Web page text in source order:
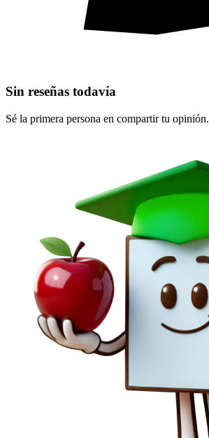
Sin reseñas todavía
Sé la primera persona en compartir tu opinión.